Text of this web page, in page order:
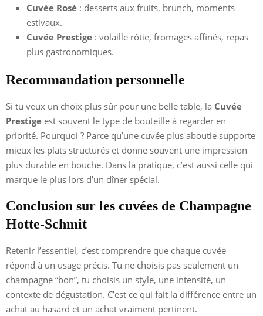
Cuvée Rosé : desserts aux fruits, brunch, moments
estivaux.
Cuvée Prestige : volaille rôtie, fromages affinés, repas
plus gastronomiques.
Recommandation personnelle
Si tu veux un choix plus sûr pour une belle table, la Cuvée
Prestige est souvent le type de bouteille à regarder en
priorité. Pourquoi ? Parce qu’une cuvée plus aboutie supporte
mieux les plats structurés et donne souvent une impression
plus durable en bouche. Dans la pratique, c’est aussi celle qui
marque le plus lors d’un dîner spécial.
Conclusion sur les cuvées de Champagne
Hotte-Schmit
Retenir l’essentiel, c’est comprendre que chaque cuvée
répond à un usage précis. Tu ne choisis pas seulement un
champagne “bon”, tu choisis un style, une intensité, un
contexte de dégustation. C’est ce qui fait la différence entre un
achat au hasard et un achat vraiment pertinent.